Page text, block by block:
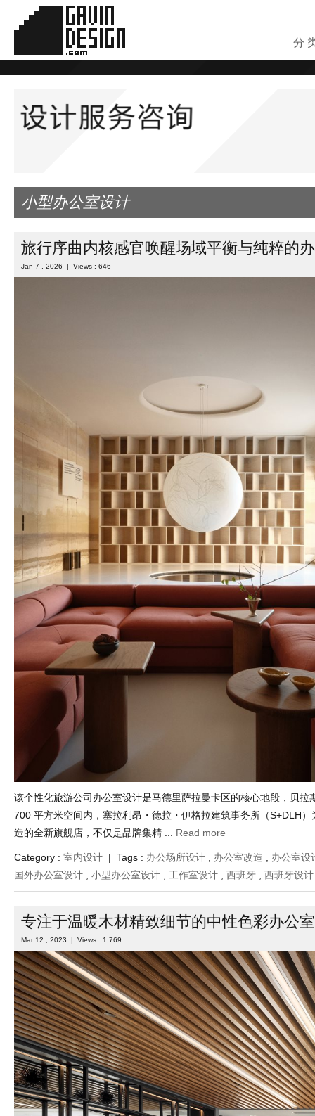
分
小型办公室设计
旅行序曲内核感官唤醒场域平衡与纯粹的
Jan 7 , 2026 | Views : 646
该个性化旅游公司办公室设计是马德里萨拉曼卡区的核心地段，贝拉
700 平方米空间内，塞拉利昂・德拉・伊格拉建筑事务所（S+DLH）
造的全新旗舰店，不仅是品牌集精 ... Read more
Category : 室内设计 | Tags : 办公场所设计 办公室改造
办公室设
国外办公室设计
小型办公室设计 工作室设计 西班牙 西班牙设计
专注于温暖木材精致细节的中性色彩办公
Mar 12 , 2023 | Views : 1,769